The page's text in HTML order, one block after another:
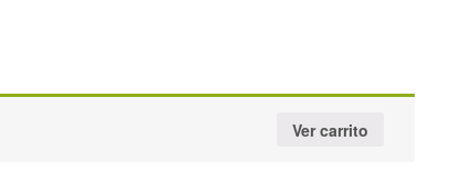
Ver carrito